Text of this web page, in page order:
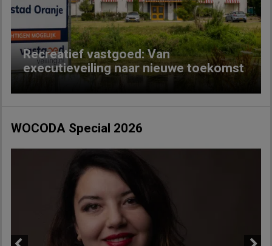
Recreatief vastgoed: Van
executieveiling naar nieuwe toekomst
WOCODA Special 2026